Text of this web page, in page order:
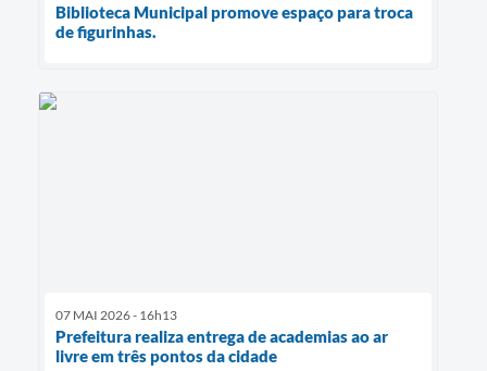
Biblioteca Municipal promove espaço para troca
de figurinhas.
07 MAI 2026 - 16h13
Prefeitura realiza entrega de academias ao ar
livre em três pontos da cidade